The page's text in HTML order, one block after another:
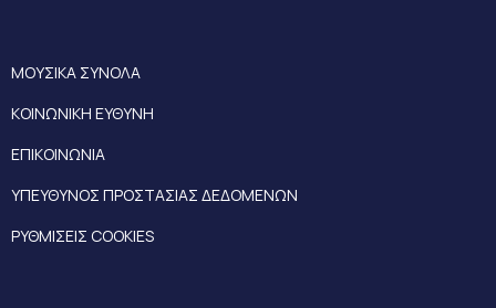
ΜΟΥΣΙΚΑ ΣΥΝΟΛΑ
ΚΟΙΝΩΝΙΚΗ ΕΥΘΥΝΗ
ΕΠΙΚΟΙΝΩΝΙΑ
ΥΠΕΥΘΥΝΟΣ ΠΡΟΣΤΑΣΙΑΣ ΔΕΔΟΜΕΝΩΝ
ΡΥΘΜΙΣΕΙΣ COOKIES